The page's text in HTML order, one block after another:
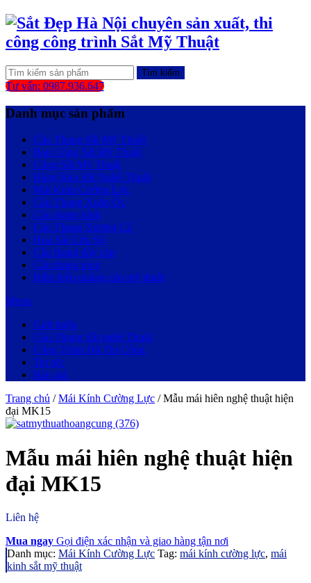
Tìm kiếm
Tư vấn: 0987.936.647
Danh mục sản phẩm
Cầu Thang Sắt Mỹ Thuật
Ban Công Sắt Mỹ Thuật
Cổng Sắt Mỹ Thuật
Hàng Rào Sắt Nghệ Thuật
Mái Kính Cường Lực
Cầu Thang Xoắn Ốc
Cầu thang kính
Cầu Thang Xương Cá
Hoa Sắt Cửa Sổ
Cầu thang dây cáp
Cầu thang inox
Biển hiệu quảng cáo mỹ thuật
Menu
Giới thiệu
Cầu Thang Sắt nghệ Thuật
Công Trình Đã Thi Công
Tin tức
Báo giá
Trang chủ /Mái Kính Cường Lực / Mẫu mái hiên nghệ thuật hiện
đại MK15
Mẫu mái hiên nghệ thuật hiện
đại MK15
Liên hệ
Mua ngay Gọi điện xác nhận và giao hàng tận nơi
Danh mục: Mái Kính Cường Lực Tag: mái kính cường lực, mái
kinh sắt mỹ thuật